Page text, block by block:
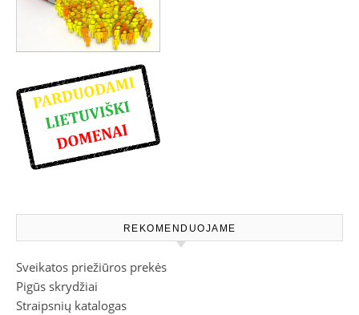
REKOMENDUOJAME
Sveikatos priežiūros prekės
Pigūs skrydžiai
Straipsnių katalogas